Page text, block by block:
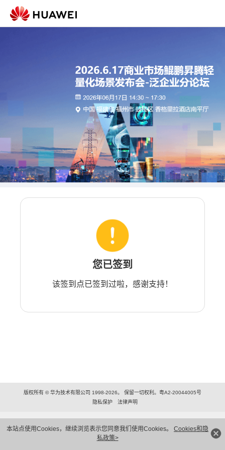
本站点使用Cookies，继续浏览表示您同意我们使用Cookies。 Cookies和隐
私政策>
您已签到
该签到点已签到过啦，感谢支持！
版权所有 © 华为技术有限公司 1998-2026。 保留一切权利。粤A2-20044005号
隐私保护
法律声明